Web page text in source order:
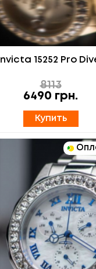
Invicta 15252 Pro
8113
6490 грн.
Купить